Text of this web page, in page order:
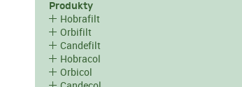
Produkty
Hobrafilt
Orbifilt
Candefilt
Hobracol
Orbicol